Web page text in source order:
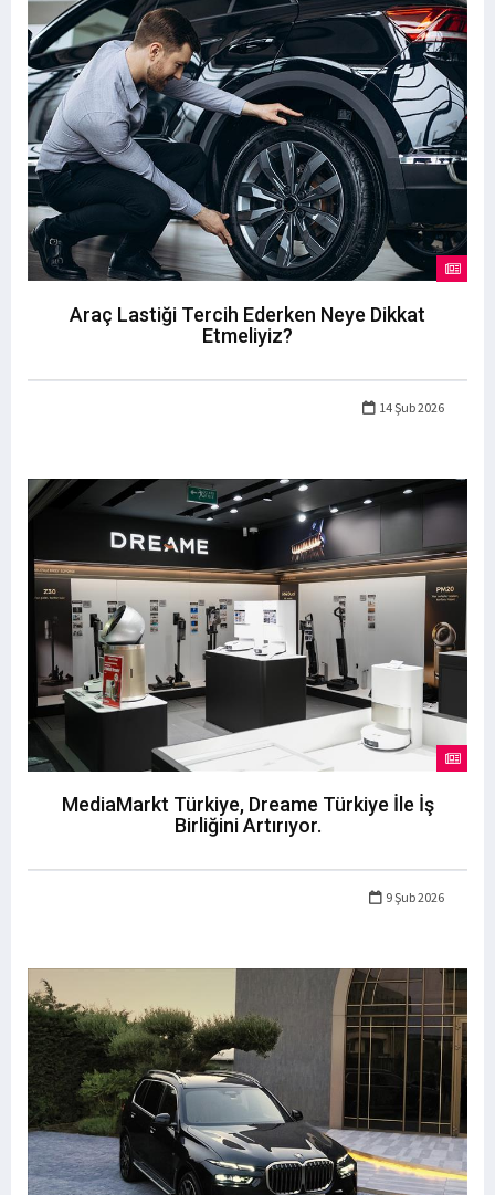
Araç Lastiği Tercih Ederken Neye Dikkat
Etmeliyiz?
14 Şub 2026
MediaMarkt Türkiye, Dreame Türkiye İle İş
Birliğini Artırıyor.
9 Şub 2026